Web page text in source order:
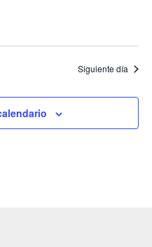
Siguiente día